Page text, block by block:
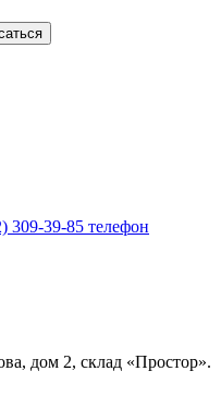
309-39-85 телефон
дом 2, склад «Простор».